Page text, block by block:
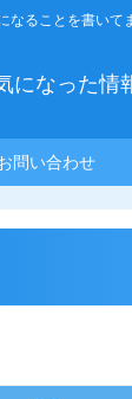
なることを書いて
になった情
問い合わせ